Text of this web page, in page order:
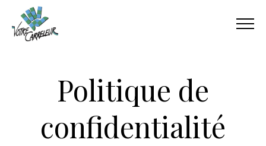
Politique de
confidentialité